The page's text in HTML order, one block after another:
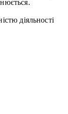
діяльності